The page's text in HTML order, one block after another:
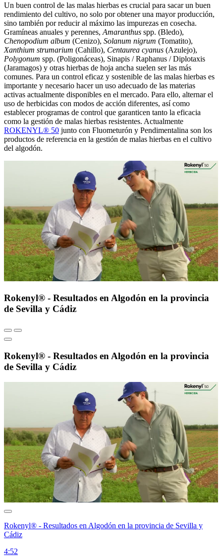
Un buen control de las malas hierbas es crucial para sacar un buen
rendimiento del cultivo, no solo por obtener una mayor producción,
sino también por reducir al máximo las impurezas en cosecha.
Gramíneas anuales y perennes, Amaranthus spp. (Bledo),
Chenopodium album (Cenizo), Solanum nigrum (Tomatito),
Xanthium strumarium (Cahillo), Centaurea cyanus (Azulejo),
Polygonum spp. (Poligonáceas), Sinapis / Raphanus / Diplotaxis
(Jaramagos) y otras hierbas de hoja ancha suelen ser las más
comunes. Para un control eficaz y sostenible de las malas hierbas es
importante y necesario hacer un uso adecuado de las materias
activas actualmente disponibles en el mercado. Para ello, alternar el
uso de herbicidas con modos de acción diferentes, así como
establecer programas de control que garanticen tanto la eficacia
como la gestión de malas hierbas resistentes. Actualmente
ROKENYL® 50 junto con Fluometurón y Pendimentalina son los
productos de referencia en la gestión de malas hierbas en el cultivo
del algodón.
Rokenyl® - Resultados en Algodón en la provincia
de Sevilla y Cádiz
Rokenyl® - Resultados en Algodón en la provincia
de Sevilla y Cádiz
Rokenyl® - Resultados en Algodón en la provincia de Sevilla y
Cádiz
4:52